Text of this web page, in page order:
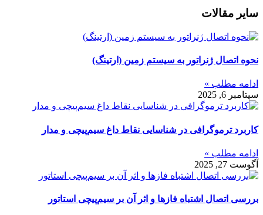
سایر مقالات
نحوه اتصال ژنراتور به سیستم زمین (ارتینگ)
ادامه مطلب »
سپتامبر 6, 2025
کاربرد ترموگرافی در شناسایی نقاط داغ سیم‌پیچی و مدار
ادامه مطلب »
آگوست 27, 2025
بررسی اتصال اشتباه فازها و اثر آن بر سیم‌پیچی استاتور